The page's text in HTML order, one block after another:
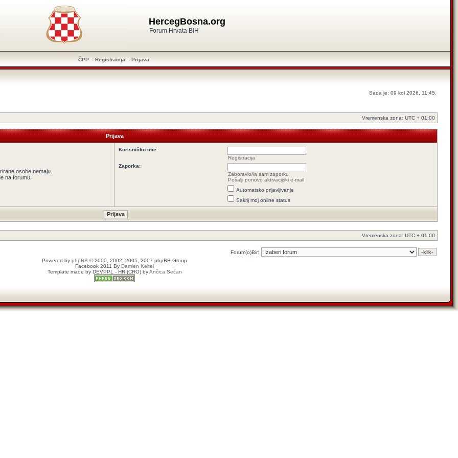
HercegBosna.org
Forum Hrvata BiH
ČPP - Registracija - Prijava
Sada je: 09 kol 2026, 11:45.
Vremenska zona: UTC + 01:00
Prijava
osobe nemaju.
na forumu.
Korisničko ime:
Registracija
Zaporka:
Zaboravio/la sam zaporku
Pošalji ponovo aktivacijski e-mail
Automatsko prijavljivanje
Sakrij moj online status
Vremenska zona: UTC + 01:00
Forum(o)Bir:
Powered by phpBB © 2000, 2002, 2005, 2007 phpBB Group
Facebook 2011 By Damien Keitel
Template made by DEVPPL - HR (CRO) byAnčica Sečan